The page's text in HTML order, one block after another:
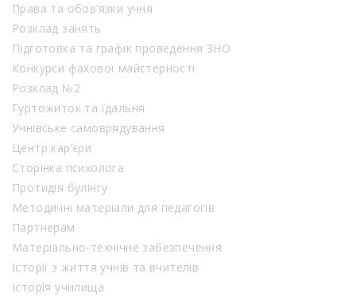
Права та обов’язки учня
Розклад занять
Підготовка та графік проведення ЗНО
Конкурси фахової майстерності
Розклад №2
Гуртожиток та їдальня
Учнівське самоврядування
Центр кар’єри
Сторінка психолога
Протидія булінгу
Методичні матеріали для педагогів
Партнерам
Матеріально-технічне забезпечення
Історії з життя учнів та вчителів
Історія училища